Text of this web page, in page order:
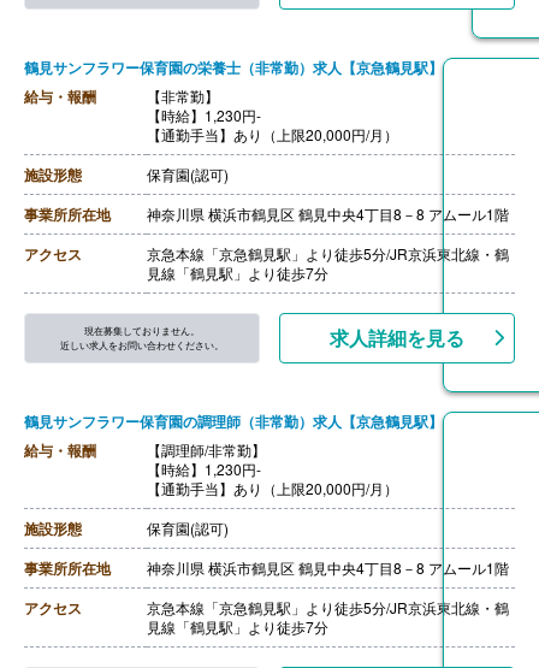
鶴見サンフラワー保育園の栄養士（非常勤）求人【京急鶴見駅】
給与・報酬
【非常勤】
【時給】1,230円-
【通勤手当】あり（上限20,000円/月）
施設形態 保育園(認可)
事業所所在地 神奈川県 横浜市鶴見区 鶴見中央4丁目8－8 アムール1階
アクセス
京急本線「京急鶴見駅」より徒歩5分/JR京浜東北線・鶴
見線「鶴見駅」より徒歩7分
現在募集しておりません。
近しい求人をお問い合わせください。
求人詳細を見る
鶴見サンフラワー保育園の調理師（非常勤）求人【京急鶴見駅】
給与・報酬
【調理師/非常勤】
【時給】1,230円-
【通勤手当】あり（上限20,000円/月）
施設形態 保育園(認可)
事業所所在地 神奈川県 横浜市鶴見区 鶴見中央4丁目8－8 アムール1階
アクセス
京急本線「京急鶴見駅」より徒歩5分/JR京浜東北線・鶴
見線「鶴見駅」より徒歩7分